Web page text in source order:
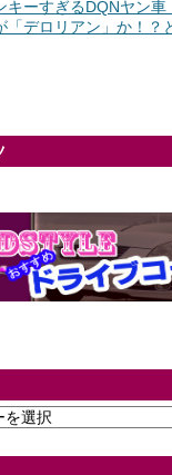
キーすぎるDQNヤン
「デロリアン」か！？